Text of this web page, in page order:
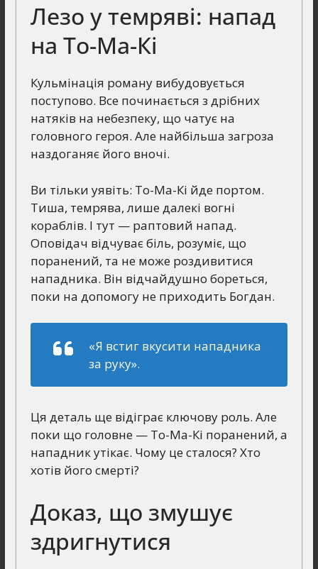
Лезо у темряві: напад
на То-Ма-Кі
Кульмінація роману вибудовується
поступово. Все починається з дрібних
натяків на небезпеку, що чатує на
головного героя. Але найбільша загроза
наздоганяє його вночі.
Ви тільки уявіть: То-Ма-Кі йде портом.
Тиша, темрява, лише далекі вогні
кораблів. І тут — раптовий напад.
Оповідач відчуває біль, розуміє, що
поранений, та не може роздивитися
нападника. Він відчайдушно бореться,
поки на допомогу не приходить Богдан.
«Я встиг вкусити нападника
за руку».
Ця деталь ще відіграє ключову роль. Але
поки що головне — То-Ма-Кі поранений, а
нападник утікає. Чому це сталося? Хто
хотів його смерті?
Доказ, що змушує
здригнутися